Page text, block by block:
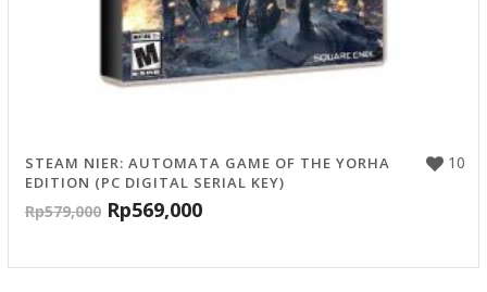
10
STEAM NIER: AUTOMATA GAME OF THE YORHA
EDITION (PC DIGITAL SERIAL KEY)
Rp579,000 Rp569,000